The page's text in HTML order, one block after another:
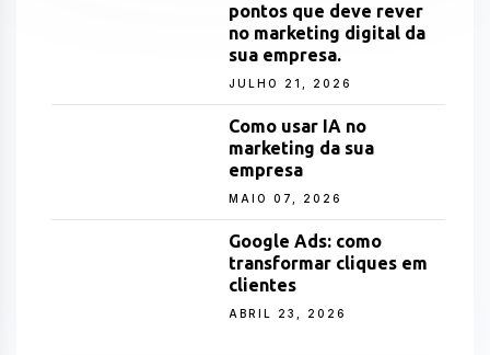
pontos que deve rever
no marketing digital da
sua empresa.
JULHO 21, 2026
Como usar IA no
marketing da sua
empresa
MAIO 07, 2026
Google Ads: como
transformar cliques em
clientes
ABRIL 23, 2026